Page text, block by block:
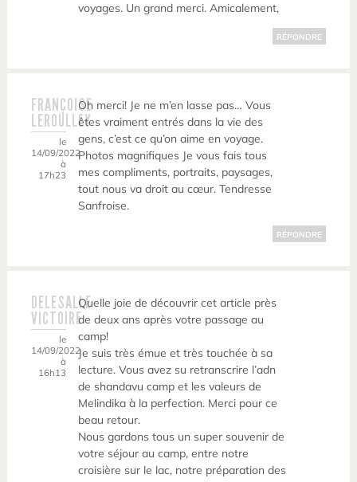
voyages. Un grand merci. Amicalement,
RÉPONDRE
FRANÇOISE
LEROULLEY
le
14/09/2022
à
17h23
Oh merci! Je ne m’en lasse pas… Vous
êtes vraiment entrés dans la vie des
gens, c’est ce qu’on aime en voyage.
Photos magnifiques Je vous fais tous
mes compliments, portraits, paysages,
tout nous va droit au cœur. Tendresse
Sanfroise.
RÉPONDRE
DELESALLE
VICTOIRE
le
14/09/2022
à
16h13
Quelle joie de découvrir cet article près
de deux ans après votre passage au
camp!
Je suis très émue et très touchée à sa
lecture. Vous avez su retranscrire l’adn
de shandavu camp et les valeurs de
Melindika à la perfection. Merci pour ce
beau retour.
Nous gardons tous un super souvenir de
votre séjour au camp, entre notre
croisière sur le lac, notre préparation des